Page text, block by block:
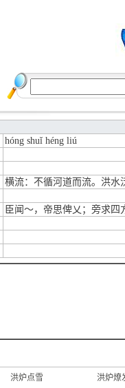
hóng shuǐ héng liú
横流：不循河道而流。洪水
臣闻～，帝思俾乂；旁求四
洪炉点雪 洪炉燎